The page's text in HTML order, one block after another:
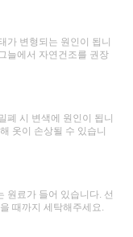
가 변형되는 원인이 됩니
늘에서 자연건조를 권장
폐 시 변색에 원인이 됩니
옷이 손상될 수 있습니
원료가 들어 있습니다. 선
때까지 세탁해주세요.